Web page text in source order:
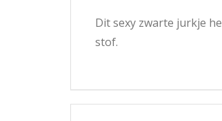
Dit sexy zwarte jurkje
stof.